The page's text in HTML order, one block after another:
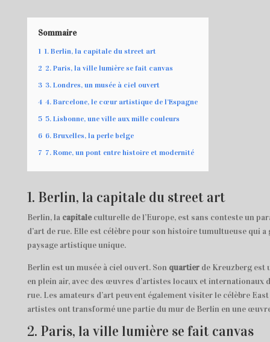
Sommaire
1 1. Berlin, la capitale du street art
2 2. Paris, la ville lumière se fait canvas
3 3. Londres, un musée à ciel ouvert
4 4. Barcelone, le cœur artistique de l’Espagne
5 5. Lisbonne, une ville aux mille couleurs
6 6. Bruxelles, la perle belge
7 7. Rome, un pont entre histoire et modernité
1. Berlin, la capitale du street art
Berlin, la capitaleculturelle de l’Europe, est sans conteste un
d’art de rue. Elle est célèbre pour son histoire tumultueuse qui
paysage artistique unique.
Berlin est un musée à ciel ouvert. Son quartierde Kreuzberg est
en plein air, avec des œuvres d’artistes locaux et internationaux
rue. Les amateurs d’art peuvent également visiter le célèbre
artistes ont transformé une partie du mur de Berlin en une
2. Paris, la ville lumière se fait canvas